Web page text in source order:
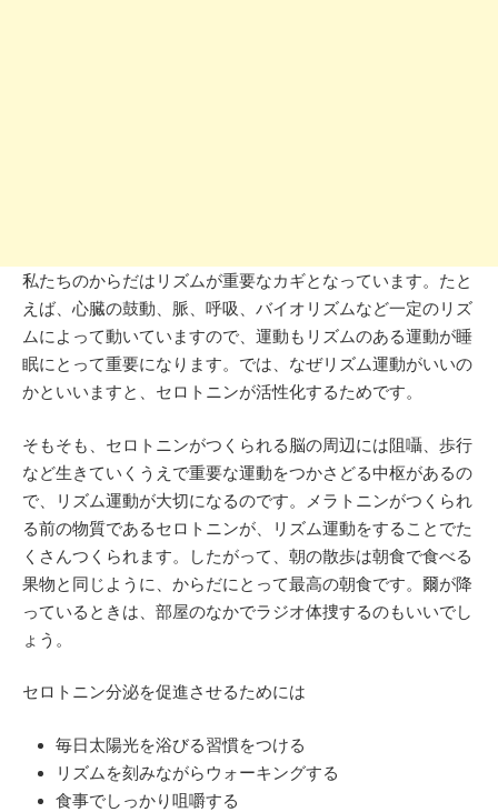
私たちのからだはリズムが重要なカギとなっています。たと
えば、心臓の鼓動、脈、呼吸、バイオリズムなど一定のリズ
ムによって動いていますので、運動もリズムのある運動が睡
眠にとって重要になります。では、なぜリズム運動がいいの
かといいますと、セロトニンが活性化するためです。
そもそも、セロトニンがつくられる脳の周辺には阻囁、歩行
など生きていくうえで重要な運動をつかさどる中枢があるの
で、リズム運動が大切になるのです。メラトニンがつくられ
る前の物質であるセロトニンが、リズム運動をすることでた
くさんつくられます。したがって、朝の散歩は朝食で食べる
果物と同じように、からだにとって最高の朝食です。爾が降
っているときは、部屋のなかでラジオ体捜するのもいいでし
ょう。
セロトニン分泌を促進させるためには
毎日太陽光を浴びる習慣をつける
リズムを刻みながらウォーキングする
食事でしっかり咀嚼する